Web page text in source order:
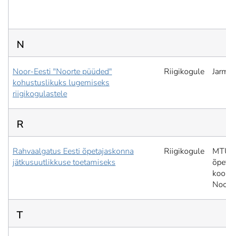
N
Noor-Eesti "Noorte püüded"
kohustuslikuks lugemiseks
riigikogulastele
Riigikogule
R
Rahvaalgatus Eesti õpetajaskonna
jätkusuutlikkuse toetamiseks
Riigikogule
T